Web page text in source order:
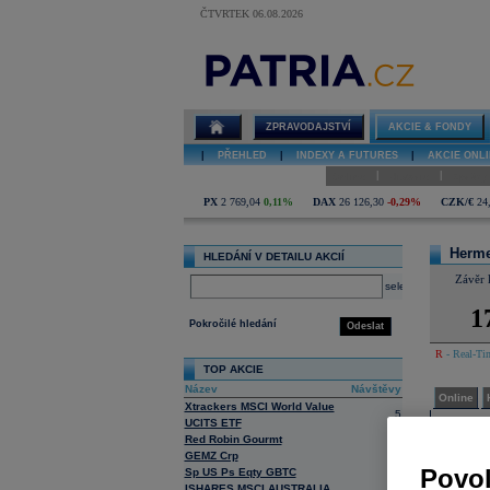
ČTVRTEK 06.08.2026
Hermes UnSp
CDR online
ZPRAVODAJSTVÍ AKCIE & FONDY
PŘEHLED INDEXY A FUTURES AKCIE
PX 2 769,04 0,11% DAX 26 126,30 -0,29% CZK/€
HLEDÁNÍ V DETAILU AKCIÍ
select
Odeslat
Pokročilé hledání
TOP AKCIE
Název
Návštěvy
Xtrackers MSCI World Value
UCITS ETF
5
Red Robin Gourmt
GEMZ Crp
Sp US Ps Eqty GBTC
Závěr
R - Real-
Online
Tato